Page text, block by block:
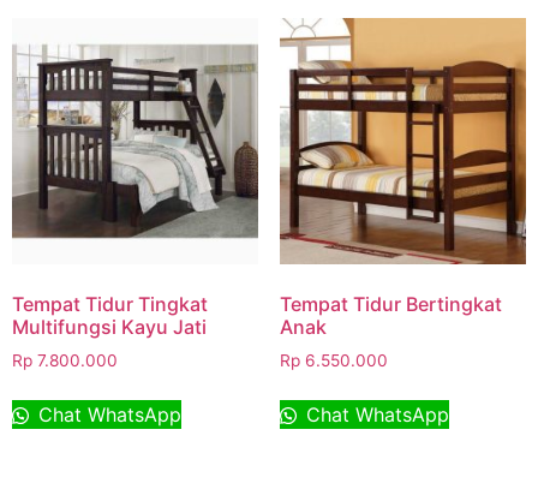
Tempat Tidur Tingkat
Multifungsi Kayu Jati
Rp 7.800.000
Chat WhatsApp
Tempat Tidur Bertingkat
Anak
Rp6.550.000
Chat WhatsApp